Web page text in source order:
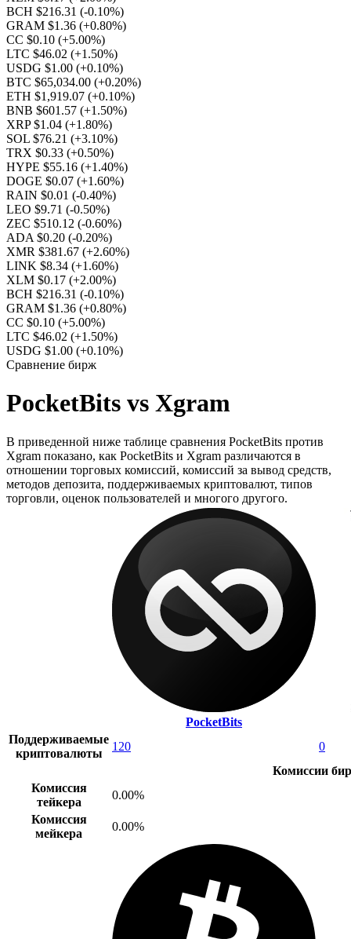
BCH $216.31 (-0.10%)
GRAM $1.36 (+0.80%)
CC $0.10 (+5.00%)
LTC $46.02 (+1.50%)
USDG $1.00 (+0.10%)
BTC $65,034.00 (+0.20%)
ETH $1,919.07 (+0.10%)
BNB $601.57 (+1.50%)
XRP $1.04 (+1.80%)
SOL $76.21 (+3.10%)
TRX $0.33 (+0.50%)
HYPE $55.16 (+1.40%)
DOGE $0.07 (+1.60%)
RAIN $0.01 (-0.40%)
LEO $9.71 (-0.50%)
ZEC $510.12 (-0.60%)
ADA $0.20 (-0.20%)
XMR $381.67 (+2.60%)
LINK $8.34 (+1.60%)
XLM $0.17 (+2.00%)
BCH $216.31 (-0.10%)
GRAM $1.36 (+0.80%)
CC $0.10 (+5.00%)
LTC $46.02 (+1.50%)
USDG $1.00 (+0.10%)
Сравнение бирж
PocketBits vs Xgram
В приведенной ниже таблице сравнения PocketBits против
Xgram показано, как PocketBits и Xgram различаются в
отношении торговых комиссий, комиссий за вывод средств,
методов депозита, поддерживаемых криптовалют, типов
торговли, оценок пользователей и многого другого.
PocketBits
Поддерживаемые
криптовалюты
120
0
Комиссии
Комиссия
тейкера
0.00%
Комиссия
мейкера
0.00%